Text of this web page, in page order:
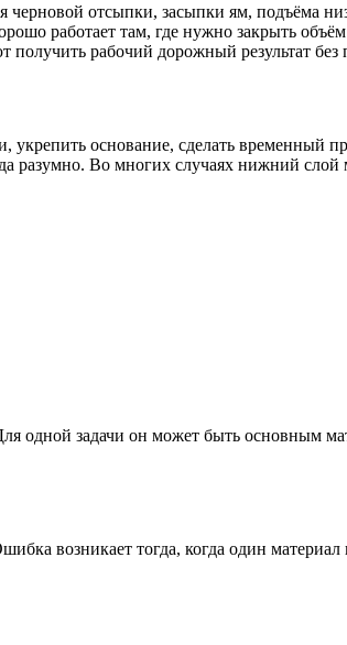
отсыпки, засыпки ям, подъёма
работает там, где нужно закрыть
рабочий дорожный результат
основание, сделать временный
разумно. Во многих случаях нижний
одной задачи он может быть основным
возникает тогда, когда один